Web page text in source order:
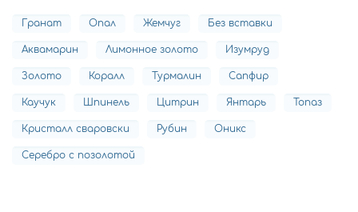
Гранат Опал Жемчуг Без вставки
Аквамарин Лимонное золото Изумруд
Золото Коралл Турмалин Сапфир
Каучук Шпинель Цитрин Янтарь Топаз
Кристалл сваровски Рубин Оникс
Серебро с позолотой